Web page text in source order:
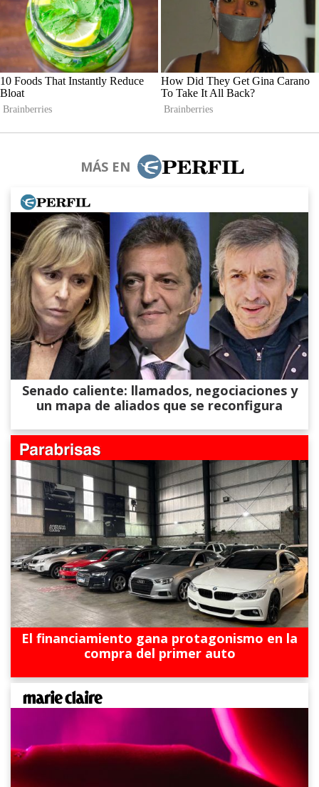
MÁS EN
Senado caliente: llamados, negociaciones y
un mapa de aliados que se reconfigura
El financiamiento gana protagonismo en la
compra del primer auto